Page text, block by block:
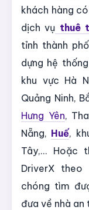
khách hàng
dịch vụ thuê
tỉnh thành
dựng hệ
khu vực Hà
Quảng Ninh,
Hưng Yên,
Nẵng, Huế,
Tây,... Hoặc
DriverX theo
chóng tìm
đưa về nhà an